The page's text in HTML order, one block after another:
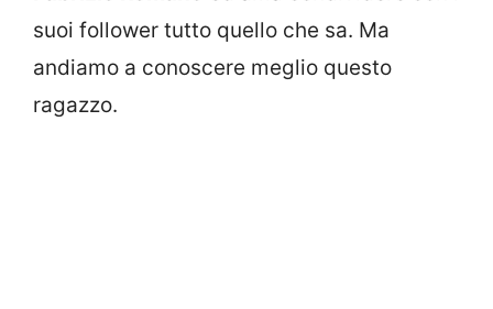
suoi follower tutto quello che sa. Ma
andiamo a conoscere meglio questo
ragazzo.